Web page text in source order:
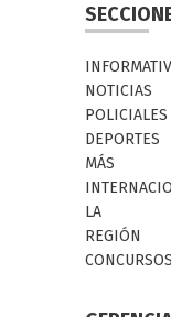
NOTICIAS
POLICIALES
DEPORTES
MÁS
LA
REGIÓN